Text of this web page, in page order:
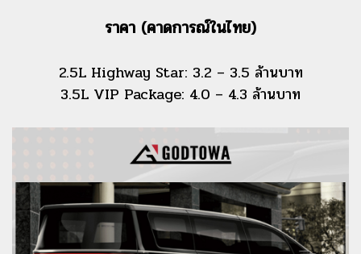
ราคา (คาดการณ์ในไทย)
2.5L Highway Star: 3.2 – 3.5 ล้านบาท
3.5L VIP Package: 4.0 – 4.3 ล้านบาท